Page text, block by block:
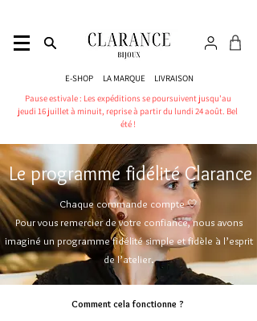
E-SHOP LA MARQUE
LIVRAISON
Pause estivale : Les expéditions se poursuivent jusqu'au
jeudi 16 juillet à minuit, reprise à partir du lundi 24 août. Bel
été !
Le programme fidélité Clarance
Chaque commande compte 🤍
Pour vous remercier de votre confiance, nous avons
imaginé un programme fidélité simple et fidèle à l’esprit
de l’atelier.
Comment cela fonctionne ?